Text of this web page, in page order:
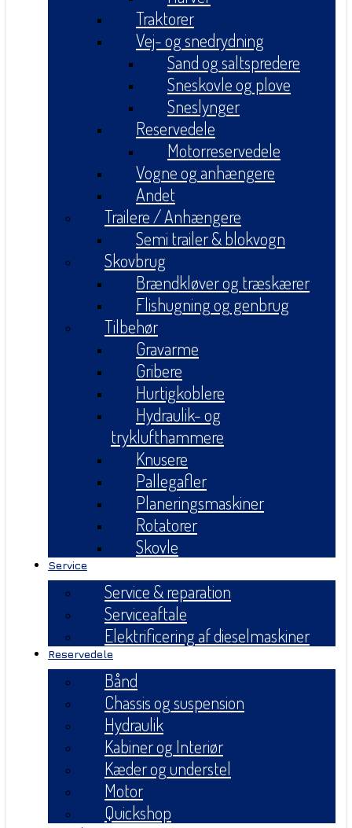
Traktorer
Vej- og snedrydning
Sand og saltspredere
Sneskovle og plove
Sneslynger
Reservedele
Motorreservedele
Vogne og anhængere
Andet
Trailere / Anhængere
Semi trailer & blokvogn
Skovbrug
Brændkløver og træskærer
Flishugning og genbrug
Tilbehør
Gravarme
Gribere
Hurtigkoblere
Hydraulik- og
tryklufthammere
Knusere
Pallegafler
Planeringsmaskiner
Rotatorer
Skovle
Service
Service & reparation
Serviceaftale
Elektrificering af dieselmaskiner
Reservedele
Bånd
Chassis og suspension
Hydraulik
Kabiner og Interiør
Kæder og understel
Motor
Quickshop